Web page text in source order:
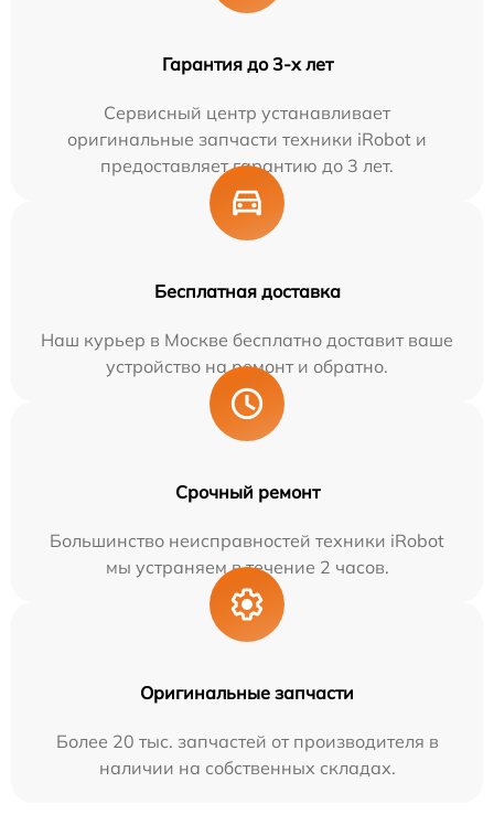
Гарантия до 3-х лет
Сервисный центр устанавливает
оригинальные запчасти техники iRobot и
предоставляет гарантию до 3 лет.
Бесплатная доставка
Наш курьер в Москве бесплатно доставит ваше
устройство на ремонт и обратно.
Срочный ремонт
Большинство неисправностей техники iRobot
мы устраняем в течение 2 часов.
Оригинальные запчасти
Более 20 тыс. запчастей от производителя в
наличии на собственных складах.